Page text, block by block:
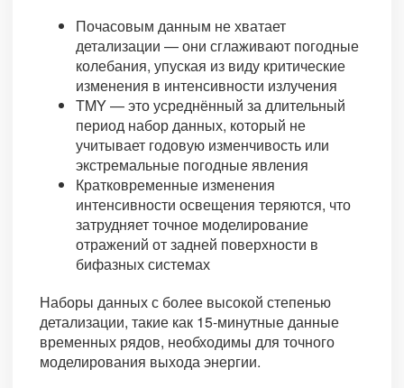
Почасовым данным не хватает
детализации — они сглаживают погодные
колебания, упуская из виду критические
изменения в интенсивности излучения
TMY — это усреднённый за длительный
период набор данных, который не
учитывает годовую изменчивость или
экстремальные погодные явления
Кратковременные изменения
интенсивности освещения теряются, что
затрудняет точное моделирование
отражений от задней поверхности в
бифазных системах
Наборы данных с более высокой степенью
детализации, такие как 15-минутные данные
временных рядов, необходимы для точного
моделирования выхода энергии.